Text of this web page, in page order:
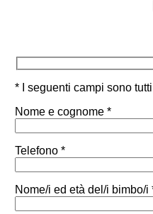
* I seguenti campi sono
Nome e cognome *
Telefono *
Nome/i ed età del/i bimbo/i